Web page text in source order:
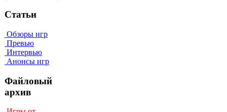
Статьи
Обзоры игр
Превью
Интервью
Анонсы игр
Файловый
архив